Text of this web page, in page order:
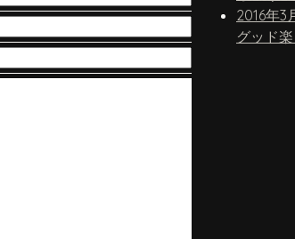
2016年3
グッド